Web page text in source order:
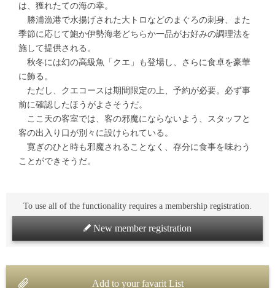
は、獲れたての海の幸。
勝浦漁港で水揚げされた大トロなどのまぐろの刺身、また
季節に応じて鮑か伊勢海老どちらか一品がお好みの調理法を
施して提供される。
秋冬には幻の高級魚「クエ」も登場し、さらに食卓を豪華
に飾る。
ただし、クエコースは期間限定の上、予約が必要。必ず事
前に確認したほうがよさそうだ。
ここ天の客室では、客の邪魔にならないよう、スタッフと
客の出入り口が別々に設けられている。
寛ぎのひと時も邪魔されることなく、存分に食事を味わう
ことができそうだ。
To use all of the functionality requires a membership registration.
New member registration
Add to your favarit List